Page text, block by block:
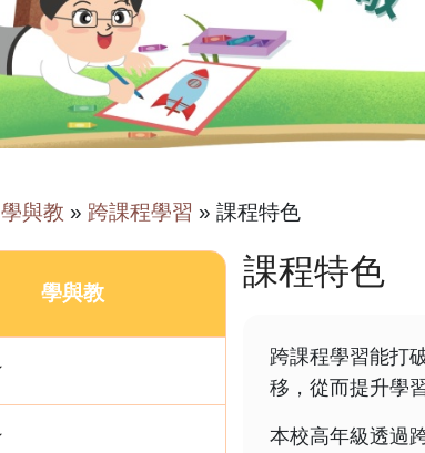
學與教 » 跨課程學習 » 課程特色
學與教
課程特色
跨課程學習能打
移，從而提升學
本校高年級透過